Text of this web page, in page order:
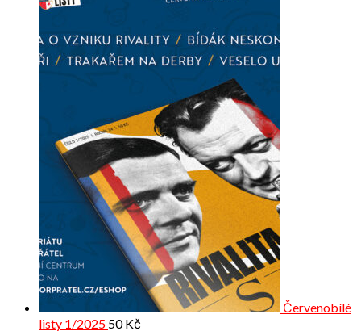
Červenobílé
listy 1/2025 50Kč